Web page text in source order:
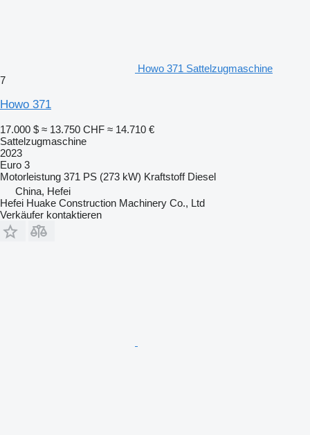
Howo 371 Sattelzugmaschine
7
Howo 371
17.000 $ ≈ 13.750 CHF ≈ 14.710 €
Sattelzugmaschine
2023
Euro 3
Motorleistung 371 PS (273 kW) Kraftstoff Diesel
China, Hefei
Hefei Huake Construction Machinery Co., Ltd
Verkäufer kontaktieren